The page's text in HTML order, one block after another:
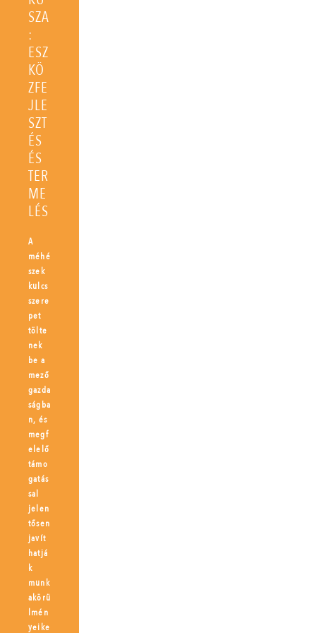
SZA
:
ESZ
KÖ
ZFE
JLE
SZT
ÉS
ÉS
TER
ME
LÉS
A
méhé
szek
kulcs
szere
pet
tölte
nek
be a
mező
gazda
ságba
n, és
megf
elelő
támo
gatás
sal
jelen
tősen
javít
hatjá
k
munk
akörü
lmén
yeike